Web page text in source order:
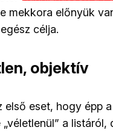
mekkora előnyük
célja.
objektív
első eset, hogy épp
a listáról,